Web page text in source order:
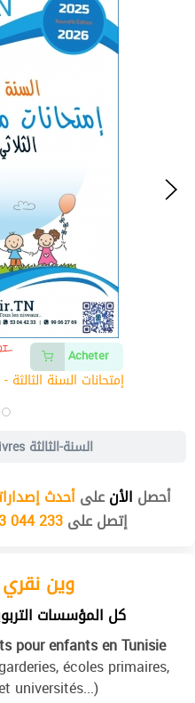
Acheter
إمتحانات السنة
2 Livres السنة-الثالثة
أحصل الأنعلىأحدث
إتصل على044 233
🤔 وين
كل المؤسسات
pour enfants en Tunisie
écoles primaires,
universités...)